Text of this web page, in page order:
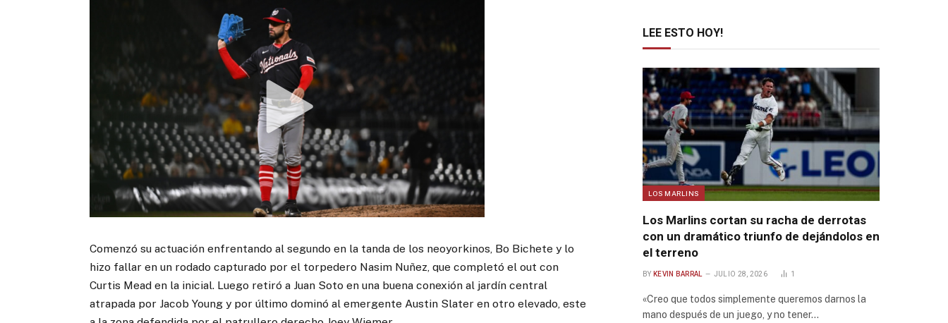
Comenzó su actuación enfrentando al segundo en la tanda de los neoyorkinos, Bo Bichete y lo
hizo fallar en un rodado capturado por el torpedero Nasim Nuñez, que completó el out con
Curtis Mead en la inicial. Luego retiró a Juan Soto en una buena conexión al jardín central
atrapada por Jacob Young y por último dominó al emergente Austin Slater en otro elevado, este
LEE ESTO HOY!
LOS MARLINS
Los Marlins cortan su racha de derrotas
con un dramático triunfo de dejándolos en
el terreno
BY KEVIN BARRAL JULIO 28, 2026 1
«Creo que todos simplemente queremos darnos la
mano después de un juego, y no tener…